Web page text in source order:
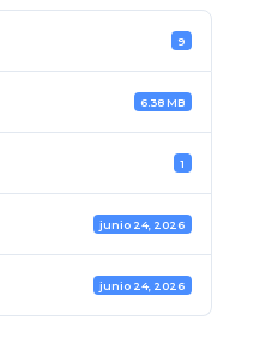
9
6.38 MB
1
junio 24, 2026
junio 24, 2026